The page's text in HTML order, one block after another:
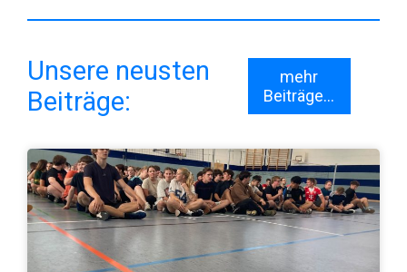
Unsere neusten
Beiträge:
mehr
Beiträge...